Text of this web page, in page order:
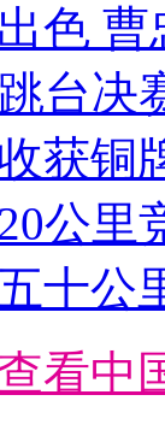
色
台决
获铜
公里
十公
看中